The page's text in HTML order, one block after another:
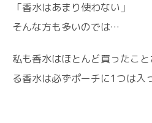
「香水はあまり使わない」
そんな方も多いのでは…
私も香水はほとんど買ったこ
る香水は必ずポーチに1つは入